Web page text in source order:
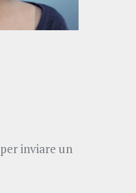
per inviare un